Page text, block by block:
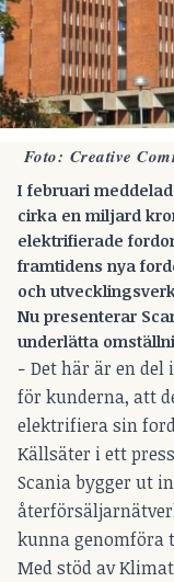
Foto: Creative
I februari
cirka en miljard
elektrifierade
framtidens nya
och
Nu presenterar
underlätta
− Det här är en
för kunderna, att
elektrifiera sin
Källsäter i ett
Scania bygger ut
kunna genomföra
Med stöd av